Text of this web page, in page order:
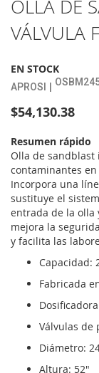
al
comienzo
de
galería
de
OLLA DE
VÁLVULA
EN STOCK
APROSI
$54,130.38
Resumen rápido
Olla de
contaminantes
Incorpora una
sustituye el
entrada de la olla
mejora la
y facilita las
Capacidad:
Fabricada
Válvulas de
Diámetro:
Altura: 52"